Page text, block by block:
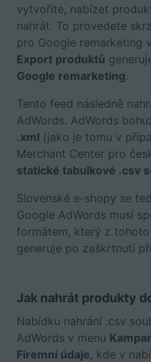
vytvoříte, nabízet
nahrát. To provedete
pro Google remarketing
Export produktů
Google remarketing.
Tento feed následně
AdWords. AdWords
.xml (jako je tomu v
Merchant Center pro
statické tabulkové .csv
Slovenské e-shopy se
Google AdWords musí
formátem, který z
generuje po zaškrtnutí
Jak nahrát produkty
Nabídku nahrání .csv
AdWords v menu
Firemní údaje, kde v